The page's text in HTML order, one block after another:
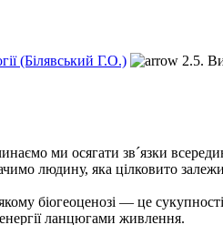
(Білявський Г.О.)
2.5.
ми осягати зв´язки
людину, яка цілковито
біогеоценозі — це
ланцюгами живлення.